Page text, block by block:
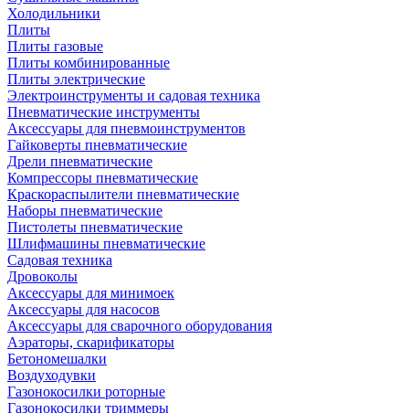
Холодильники
Плиты
Плиты газовые
Плиты комбинированные
Плиты электрические
Электроинструменты и садовая техника
Пневматические инструменты
Аксессуары для пневмоинструментов
Гайковерты пневматические
Дрели пневматические
Компрессоры пневматические
Краскораспылители пневматические
Наборы пневматические
Пистолеты пневматические
Шлифмашины пневматические
Садовая техника
Дровоколы
Аксессуары для минимоек
Аксессуары для насосов
Аксессуары для сварочного оборудования
Аэраторы, скарификаторы
Бетономешалки
Воздуходувки
Газонокосилки роторные
Газонокосилки триммеры